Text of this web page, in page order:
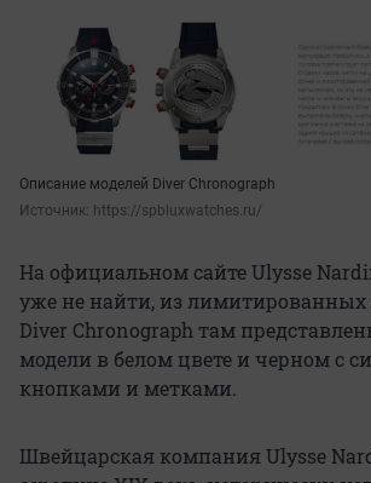
Описание моделей Diver Chronograph
Источник: https://spbluxwatches.ru/
На официальном сайте Ulysse
уже не найти, из лимитированных
Diver Chronograph там
модели в белом цвете и черном с
кнопками и метками.
Швейцарская компания Ulysse